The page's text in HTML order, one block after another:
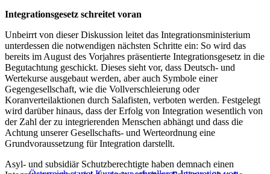
Integrationsgesetz schreitet voran
Unbeirrt von dieser Diskussion leitet das Integrationsministerium
unterdessen die notwendigen nächsten Schritte ein: So wird das
bereits im August des Vorjahres präsentierte Integrationsgesetz in die
Begutachtung geschickt. Dieses sieht vor, dass Deutsch- und
Wertekurse ausgebaut werden, aber auch Symbole einer
Gegengesellschaft, wie die Vollverschleierung oder
Koranverteilaktionen durch Salafisten, verboten werden. Festgelegt
wird darüber hinaus, dass der Erfolg von Integration wesentlich von
der Zahl der zu integrierenden Menschen abhängt und dass die
Achtung unserer Gesellschafts- und Werteordnung eine
Grundvoraussetzung für Integration darstellt.
Asyl- und subsidiär Schutzberechtigte haben demnach einen